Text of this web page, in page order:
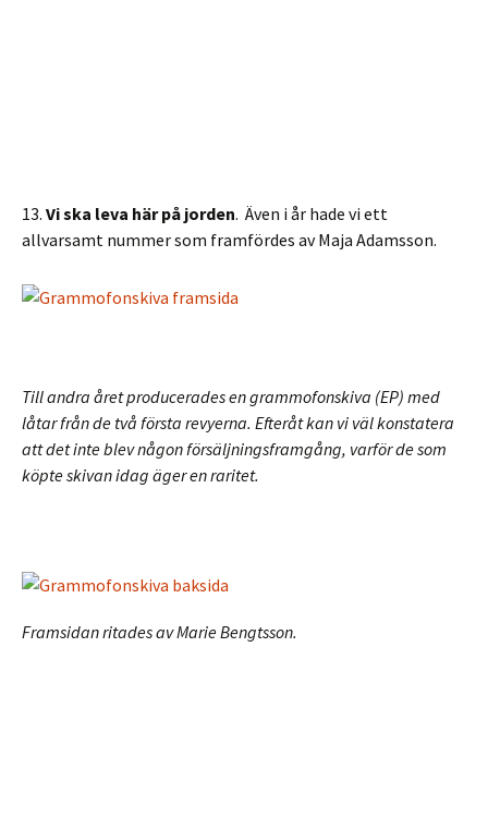
13. Vi ska leva här på jorden. Även i år hade vi ett
allvarsamt nummer som framfördes av Maja Adamsson.
Till andra året producerades en grammofonskiva (EP) med
låtar från de två första revyerna. Efteråt kan vi väl konstatera
att det inte blev någon försäljningsframgång, varför de som
köpte skivan idag äger en raritet.
Framsidan ritades av Marie Bengtsson.